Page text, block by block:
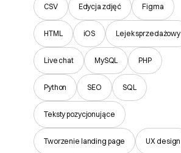
CSV Edycja zdjęć Figma
HTML iOS Lejek sprzedażowy
Live chat MySQL PHP
Python SEO SQL
Teksty pozycjonujące
Tworzenie landing page UX design